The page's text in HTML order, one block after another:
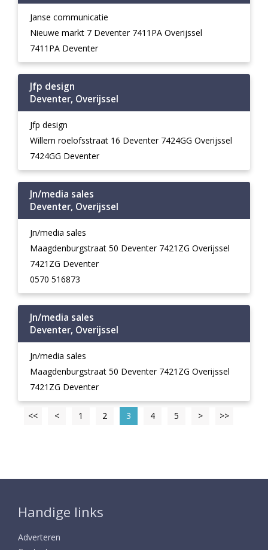
Janse communicatie
Nieuwe markt 7 Deventer 7411PA Overijssel
7411PA Deventer
Jfp design
Deventer, Overijssel
Jfp design
Willem roelofsstraat 16 Deventer 7424GG Overijssel
7424GG Deventer
Jn/media sales
Deventer, Overijssel
Jn/media sales
Maagdenburgstraat 50 Deventer 7421ZG Overijssel
7421ZG Deventer
0570 516873
Jn/media sales
Deventer, Overijssel
Jn/media sales
Maagdenburgstraat 50 Deventer 7421ZG Overijssel
7421ZG Deventer
<< < 1 2 3 4 5 > >>
Handige links
Adverteren